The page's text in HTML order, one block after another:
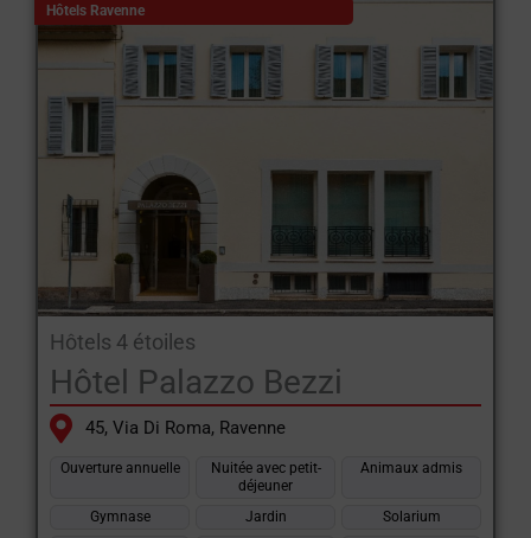
Hôtels Ravenne
Hôtels 4 étoiles
Hôtel Palazzo Bezzi
45, Via Di Roma, Ravenne
Ouverture annuelle
Nuitée avec petit-
déjeuner
Animaux admis
Gymnase Jardin
Solarium